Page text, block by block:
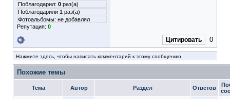
Поблагодарил: 0 раз(а)
Поблагодарили 1 раз(а)
Фотоальбомы: не добавлял
Репутация: 0
Цитировать 0
Нажмите здесь, чтобы написать комментарий к этому сообщению
Похожие темы
Тема Автор Раздел Ответов